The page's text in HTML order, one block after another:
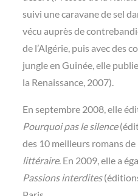
suivi une caravane de sel
vécu auprès de
de l’Algérie, puis avec des
jungle en Guinée, elle publie
la Renaissance, 2007).
En septembre 2008, elle
Pourquoi pas le silence
des 10 meilleurs romans
littéraire. En 2009, elle a
Passions interdites